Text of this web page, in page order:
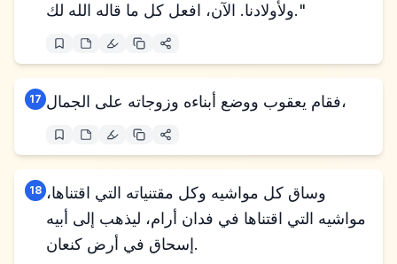
ولأولادنا. الآن، افعل كل ما قاله الله لك."
17 فقام يعقوب ووضع أبناءه وزوجاته على الجمال،
18 وساق كل مواشيه وكل مقتنياته التي اقتناها،
مواشيه التي اقتناها في فدان أرام، ليذهب إلى أبيه
إسحاق في أرض كنعان.